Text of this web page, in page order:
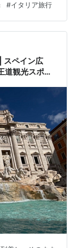
遅いので、列車
うグリーン車の
帰りはアジア人
ナックが配ら
たことを知る
は十分…
#イタリア旅行
スペイン広
道観光スポッ